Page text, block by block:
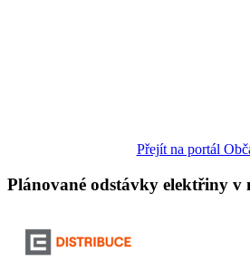
Přejít na portál
Plánované odstávky elektřiny v